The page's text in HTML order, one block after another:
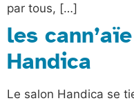
par tous, […]
les
Handica
Le salon Handica se